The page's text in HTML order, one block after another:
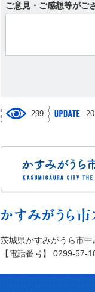
ご意見・ご感想等がご
299
茨城県かすみがうら市
【電話番号】 0299-57-